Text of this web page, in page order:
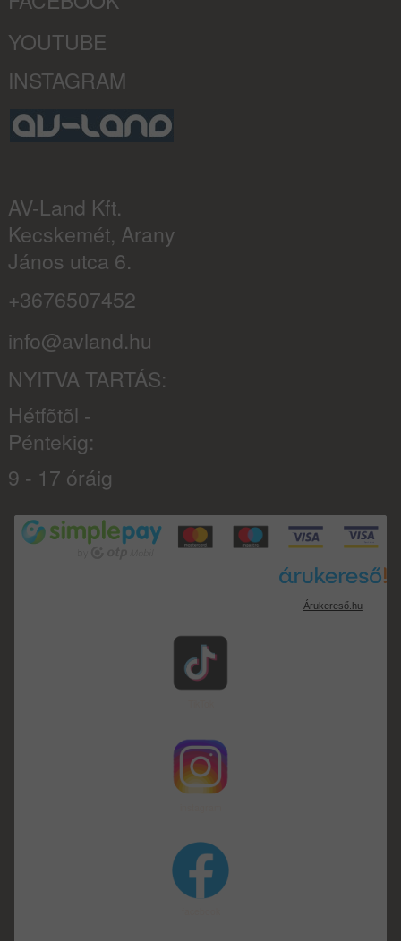
YOUTUBE
INSTAGRAM
AV-Land Kft.
Kecskemét, Arany
János utca 6.
+3676507452
info@avland.hu
NYITVA TARTÁS:
Hétfõtõl -
Péntekig:
9 - 17 óráig
Árukereső.hu